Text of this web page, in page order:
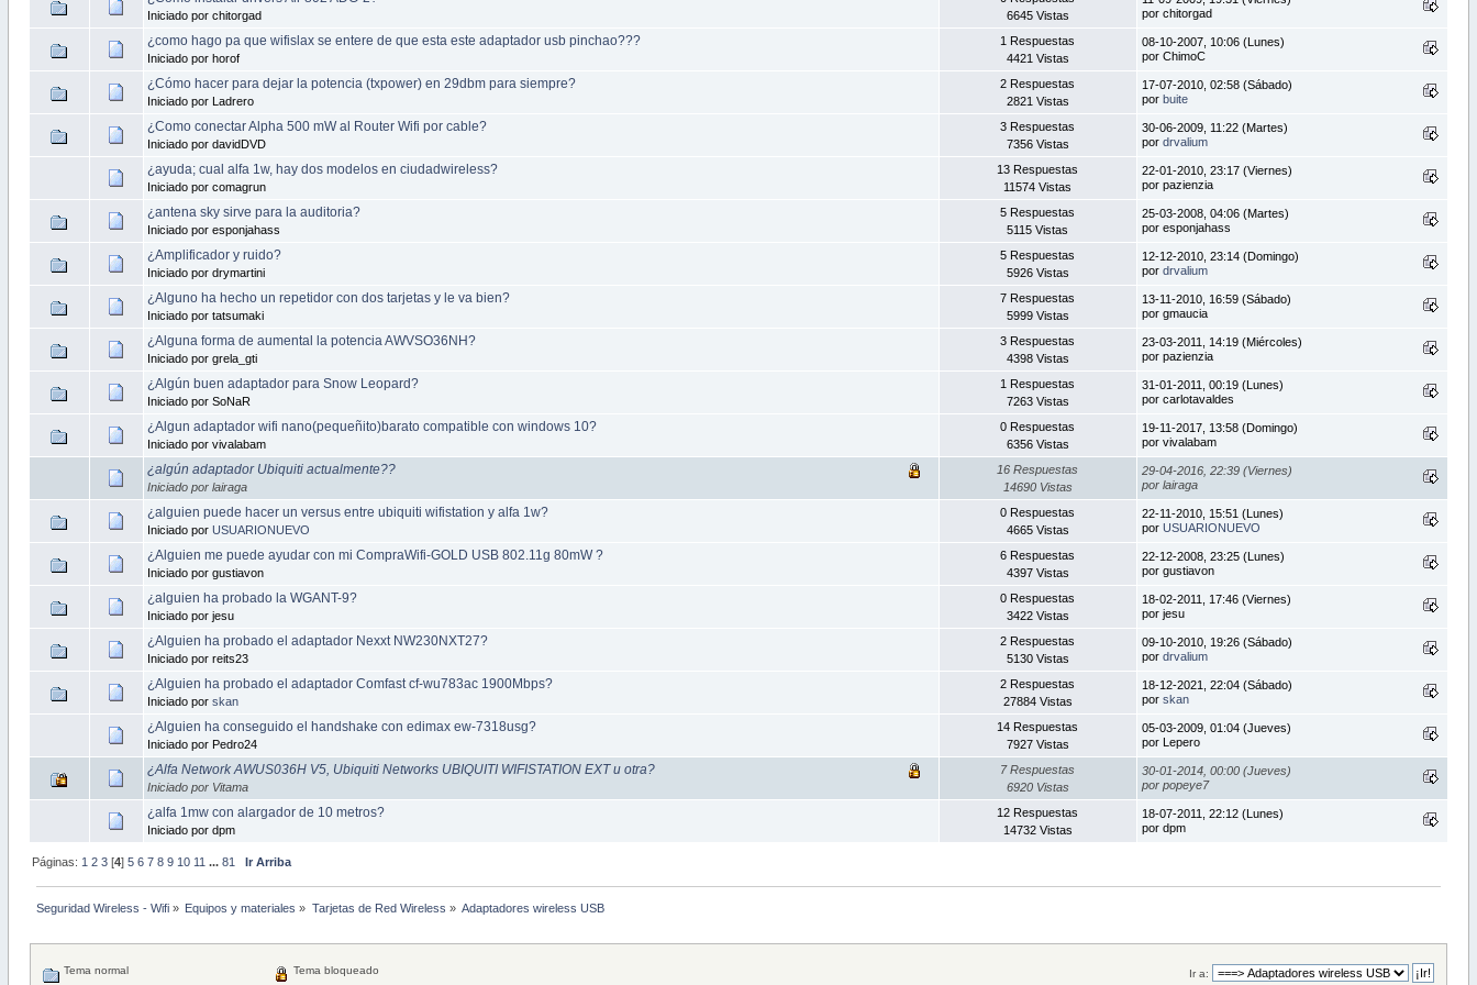
Iniciado por chitorgad
6645 Vistas
por chitorgad
¿como hago pa que wifislax se entere de que esta este adaptador usb pinchao???
Iniciado por horof
1 Respuestas
4421 Vistas
08-10-2007, 10:06 (Lunes)
por ChimoC
¿Cómo hacer para dejar la potencia (txpower) en 29dbm para siempre?
Iniciado por Ladrero
2 Respuestas
2821 Vistas
17-07-2010, 02:58 (Sábado)
por buite
¿Como conectar Alpha 500 mW al Router Wifi por cable?
Iniciado por davidDVD
3 Respuestas
7356 Vistas
30-06-2009, 11:22 (Martes)
por drvalium
¿ayuda; cual alfa 1w, hay dos modelos en ciudadwireless?
Iniciado por comagrun
13 Respuestas
11574 Vistas
22-01-2010, 23:17 (Viernes)
por pazienzia
¿antena sky sirve para la auditoria?
Iniciado por esponjahass
5 Respuestas
5115 Vistas
25-03-2008, 04:06 (Martes)
por esponjahass
¿Amplificador y ruido?
Iniciado por drymartini
5 Respuestas
5926 Vistas
12-12-2010, 23:14 (Domingo)
por drvalium
¿Alguno ha hecho un repetidor con dos tarjetas y le va bien?
Iniciado por tatsumaki
7 Respuestas
5999 Vistas
13-11-2010, 16:59 (Sábado)
por gmaucia
¿Alguna forma de aumental la potencia AWVSO36NH?
Iniciado por grela_gti
3 Respuestas
4398 Vistas
23-03-2011, 14:19 (Miércoles)
por pazienzia
¿Algún buen adaptador para Snow Leopard?
Iniciado por SoNaR
1 Respuestas
7263 Vistas
31-01-2011, 00:19 (Lunes)
por carlotavaldes
¿Algun adaptador wifi nano(pequeñito)barato compatible con windows 10?
Iniciado por vivalabam
0 Respuestas
6356 Vistas
19-11-2017, 13:58 (Domingo)
por vivalabam
¿algún adaptador Ubiquiti actualmente??
Iniciado por lairaga
16 Respuestas
14690 Vistas
29-04-2016, 22:39 (Viernes)
por lairaga
¿alguien puede hacer un versus entre ubiquiti wifistation y alfa 1w?
Iniciado por USUARIONUEVO
0 Respuestas
4665 Vistas
22-11-2010, 15:51 (Lunes)
por USUARIONUEVO
¿Alguien me puede ayudar con mi CompraWifi-GOLD USB 802.11g 80mW ?
Iniciado por gustiavon
6 Respuestas
4397 Vistas
22-12-2008, 23:25 (Lunes)
por gustiavon
¿alguien ha probado la WGANT-9?
Iniciado por jesu
0 Respuestas
3422 Vistas
18-02-2011, 17:46 (Viernes)
por jesu
¿Alguien ha probado el adaptador Nexxt NW230NXT27?
Iniciado por reits23
2 Respuestas
5130 Vistas
09-10-2010, 19:26 (Sábado)
por drvalium
¿Alguien ha probado el adaptador Comfast cf-wu783ac 1900Mbps?
Iniciado por skan
2 Respuestas
27884 Vistas
18-12-2021, 22:04 (Sábado)
por skan
¿Alguien ha conseguido el handshake con edimax ew-7318usg?
Iniciado por Pedro24
14 Respuestas
7927 Vistas
05-03-2009, 01:04 (Jueves)
por Lepero
¿Alfa Network AWUS036H V5, Ubiquiti Networks UBIQUITI WIFISTATION EXT u otra?
Iniciado por Vitama
7 Respuestas
6920 Vistas
30-01-2014, 00:00 (Jueves)
por popeye7
¿alfa 1mw con alargador de 10 metros?
Iniciado por dpm
12 Respuestas
14732 Vistas
18-07-2011, 22:12 (Lunes)
por dpm
Páginas: 1 2 3[4] 5 6 7 8 9 10 11 ... 81 Ir Arriba
Seguridad Wireless - Wifi» Equipos y materiales » Tarjetas de Red Wireless » Adaptadores wireless USB
Ir a:
Tema normal
Tema bloqueado